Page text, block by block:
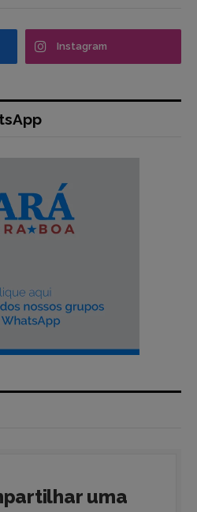
Instagram
uma